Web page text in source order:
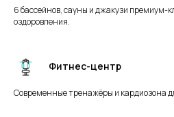
6 бассейнов, сауны и джакузи премиум-
оздоровления.
Фитнес-центр
Современные тренажёры и кардиозона